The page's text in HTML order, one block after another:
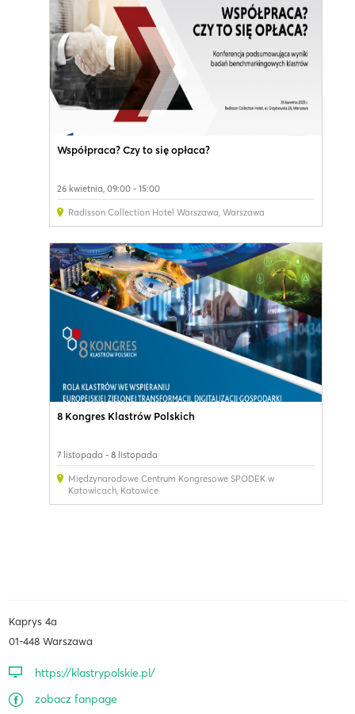
Współpraca? Czy to się opłaca?
26 kwietnia, 09:00 - 15:00
Radisson Collection Hotel Warszawa, Warszawa
8 Kongres Klastrów Polskich
7 listopada - 8 listopada
Międzynarodowe Centrum Kongresowe SPODEK w
Katowicach, Katowice
Kaprys 4a
01-448 Warszawa
https://klastrypolskie.pl/
zobacz fanpage